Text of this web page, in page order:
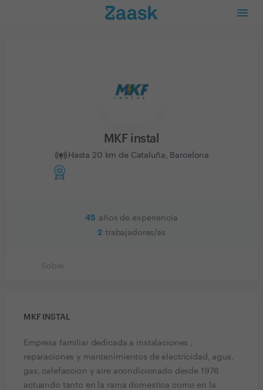
MKF instal
Hasta 20 km de Cataluña, Barcelona
45 años de experiencia
2 trabajadores/as
Sobre
MKF INSTAL
Empresa familiar dedicada a instalaciones ,
reparaciones y mantenimientos de electricidad, agua,
gas, calefaccion y aire acondicionado desde 1976
actuando tanto en la rama domestica como en la